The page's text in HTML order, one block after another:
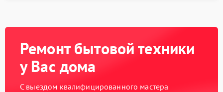
Ремонт бытовой техники
у Вас дома
С выездом квалифицированного мастера